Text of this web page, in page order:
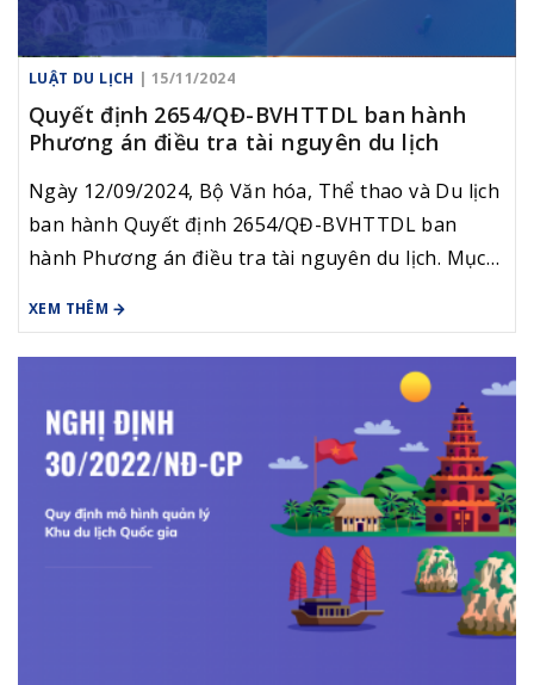
LUẬT DU LỊCH | 15/11/2024
Quyết định 2654/QĐ-BVHTTDL ban hành
Phương án điều tra tài nguyên du lịch
Ngày 12/09/2024, Bộ Văn hóa, Thể thao và Du lịch
ban hành Quyết định 2654/QĐ-BVHTTDL ban
hành Phương án điều tra tài nguyên du lịch. Mục
về đặc điểm các loại tài nguyên du lịch trên phạm
vi cả nước, kết hợp với nguồn thông tin hiện có về
hiện trạng tài nguyên du lịch nhằm triển khai các
nội dung về điều tra tài nguyên du lịch theo Điều
4, Nghị định số 168/2017/NĐ-CP ngày 31/12/2017
của Chính phủ quy định chi tiết một số điều của
Luật Du lịch quy định điều tra tài nguyên du lịch.
XEM THÊM